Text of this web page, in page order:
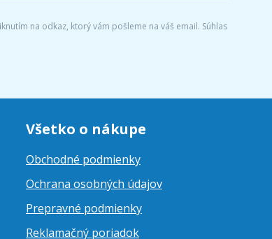
na odkaz, ktorý vám pošleme na váš email. Súhlas
Všetko o nákupe
Obchodné podmienky
Ochrana osobných údajov
Prepravné podmienky
Reklamačný poriadok